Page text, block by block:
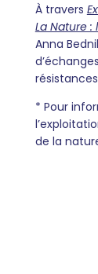
À travers
La Nature
Anna
* Pour
de la